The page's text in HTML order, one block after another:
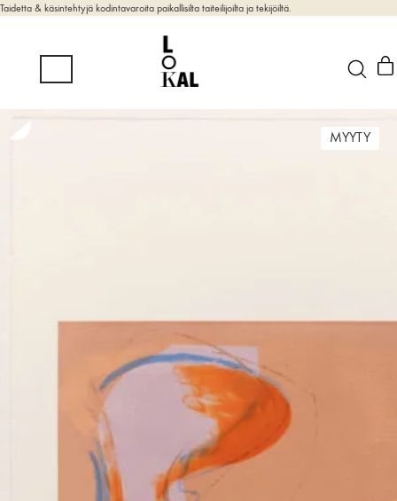
Taidetta & käsintehtyjä kodintavaroita paikallisilta taiteilijoilta ja tekijöiltä.
MYYTY